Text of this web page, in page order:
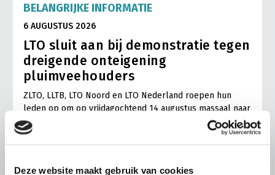
Deze website maakt gebruik van cookies
BELANGRIJKE INFORMATIE
6 AUGUSTUS 2026
LTO sluit aan bij demonstratie tegen
dreigende onteigening
pluimveehouders
ZLTO, LLTB, LTO Noord en LTO Nederland roepen hun
leden op om op vrijdagochtend 14 augustus massaal naar
het voorplein van het provinciehuis in Den Bosch te
komen…